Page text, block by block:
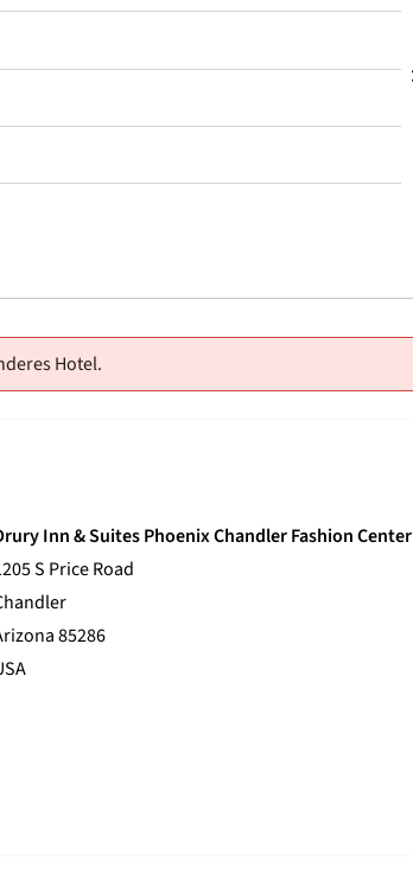
Hotel.
Inn & Suites Phoenix Chandler Fashion Center
S Price Road
85286